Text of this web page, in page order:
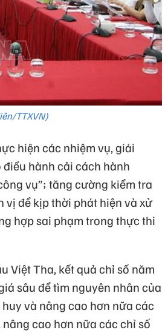
TTXVN)
hiện các nhiệm vụ, giải
hành cải cách hành
vụ”; tăng cường kiểm tra
vị để kịp thời phát hiện và xử
hợp sai phạm trong thực thi
Việt Tha, kết quả chỉ số năm
sâu để tìm nguyên nhân của
và nâng cao hơn nữa các
cao hơn nữa các chỉ số